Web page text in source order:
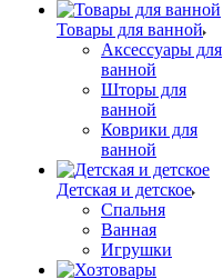
Товары для ванной
Аксессуары для
ванной
Шторы для
ванной
Коврики для
ванной
Детская и детское
Спальня
Ванная
Игрушки